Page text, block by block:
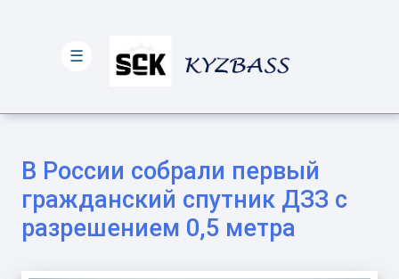
В России собрали первый
гражданский спутник ДЗЗ с
разрешением 0,5 метра
☰